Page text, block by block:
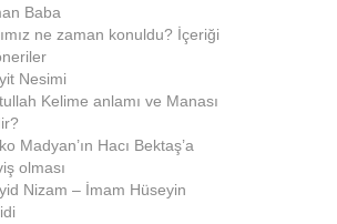
Baba
ne zaman konuldu? İçeriği
Nesimi
Kelime anlamı ve Manası
Madyan’ın Hacı Bektaş’a
olması
Nizam – İmam Hüseyin